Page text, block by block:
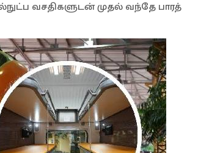
வசதிகளுடன் முதல் வந்தே பாரத்